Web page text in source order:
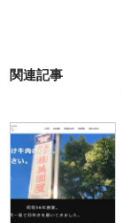
関連記事